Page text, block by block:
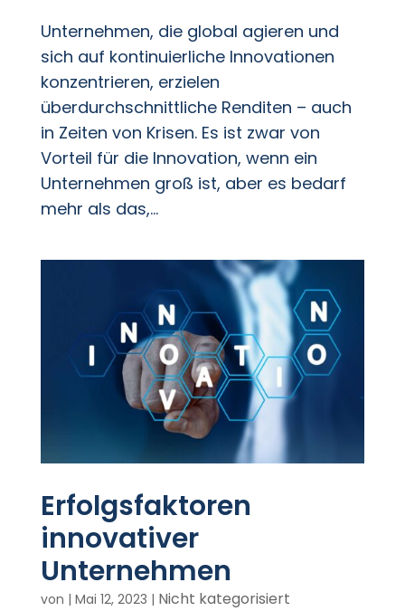
Unternehmen, die global agieren und
sich auf kontinuierliche Innovationen
konzentrieren, erzielen
überdurchschnittliche Renditen – auch
in Zeiten von Krisen. Es ist zwar von
Vorteil für die Innovation, wenn ein
Unternehmen groß ist, aber es bedarf
mehr als das,...
Erfolgsfaktoren
innovativer
Unternehmen
von | Mai 12, 2023 | Nicht kategorisiert